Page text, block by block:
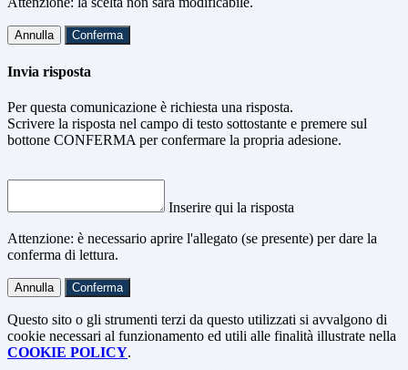
Annulla Conferma
Invia risposta
Per questa comunicazione è richiesta una risposta.
Scrivere la risposta nel campo di testo sottostante e premere sul
bottone CONFERMA per confermare la propria adesione.
Inserire qui la risposta
Attenzione: è necessario aprire l'allegato (se presente) per dare la
conferma di lettura.
Annulla Conferma
Questo sito o gli strumenti terzi da questo utilizzati si avvalgono di
cookie necessari al funzionamento ed utili alle finalità illustrate nella
COOKIE POLICY.